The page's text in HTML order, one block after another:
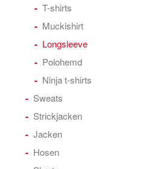
T-shirts
Muckishirt
Longsleeve
Polohemd
Ninja t-shirts
Sweats
Strickjacken
Jacken
Hosen